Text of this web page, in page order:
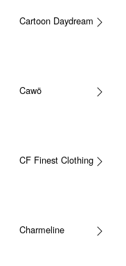
Cartoon Daydream
Cawö
CF Finest Clothing
Charmeline